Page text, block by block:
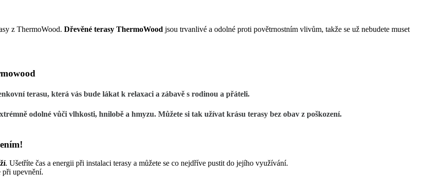
z ThermoWood. Dřevěné terasy ThermoWood jsou trvanlivé a odolné proti povětrnostním vlivům, takže se už nebudete muset
terasu, která vás bude lákat k relaxaci a zábavě s rodinou a přáteli.
odolné vůči vlhkosti, hnilobě a hmyzu. Můžete si tak užívat krásu terasy bez obav z poškození.
. Ušetříte čas a energii při instalaci terasy a můžete se co nejdříve pustit do jejího využívání.
při upevnění.